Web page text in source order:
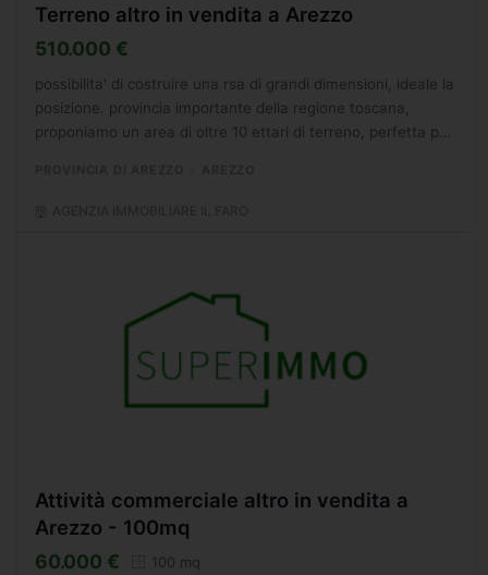
Terreno altro in vendita a Arezzo
510.000 €
possibilita' di costruire una rsa di grandi dimensioni, ideale la
posizione. provincia importante della regione toscana,
proponiamo un area di oltre 10 ettari di terreno, perfetta per
Attività commerciale altro in vendita a
Arezzo - 100mq
60.000 € 100 mq